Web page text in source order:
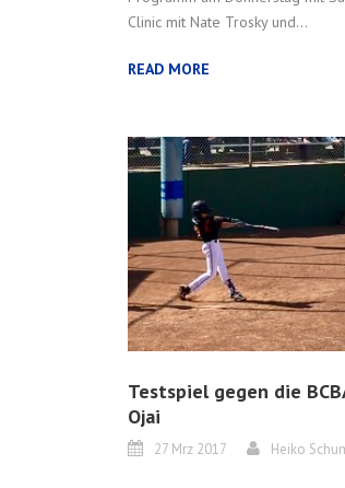
Clinic mit Nate Trosky und...
READ MORE
Testspiel gegen die
Ojai
27 Mrz 2017 Heiko